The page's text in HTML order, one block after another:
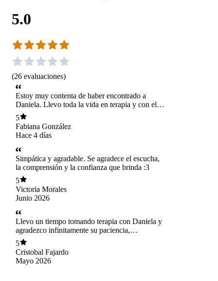
5.0
(26 evaluaciones)
Estoy muy contenta de haber encontrado a
Daniela. Llevo toda la vida en terapia y con ella
pude asegurar que nunca antes había sentido
que mis emociones realmente tenían valor. Es
sumamente comprensiva, agradable y excelente
profesional, estoy totalmente agradecida de
poder gozar de mi salud mental actual gracias a
su atención. 🤍
5
Fabiana González
Hace 4 días
Simpática y agradable. Se agradece el escucha,
la comprensión y la confianza que brinda :3
5
Victoria Morales
Junio 2026
Llevo un tiempo tomando terapia con Daniela y
agradezco infinitamente su paciencia,
rigurosidad y respeto hacia las problemáticas
más sensibles conversadas en cada sesión.
Entrega la confianza necesaria para sentir que
estás en un espacio seguro.
5
Cristobal Fajardo
Mayo 2026